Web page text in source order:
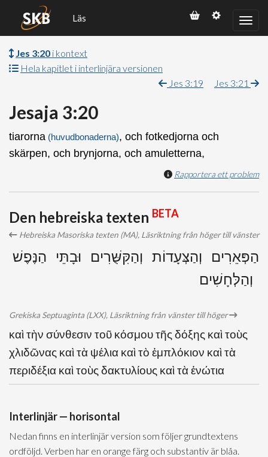
Läs
Jes 3:20 i kontext
Hela kapitlet i interlinjära versionen
Jes 3:19
Jes 3:21
Jesaja 3:20
tiarorna (huvudbonaderna), och fotkedjorna och
skärpen, och brynjorna, och amuletterna,
Rapportera ett problem
Den hebreiska texten BETA
Hebreiska Masoriska texten (MA), Läsriktning från höger till vänster
הַפְּאֵרִים וְהַצְּעָדוֹת וְהַקִּשֻּׁרִים וּבָתֵּי הַנֶּפֶשׁ
וְהַלְּחָשִׁים
Grekiska Septuaginta (LXX), Läsriktning från vänster till höger
καὶ τὴν σύνθεσιν τοῦ κόσμου τῆς δόξης καὶ τοὺς
χλιδῶνας καὶ τὰ ψέλια καὶ τὸ ἐμπλόκιον καὶ τὰ
περιδέξια καὶ τοὺς δακτυλίους καὶ τὰ ἐνώτια
Interlinjär — horisontal
Nedan finns en interlinjär version som följer grundtextens
ordföljd. Verben har en orange färg och substantiv är blåa.